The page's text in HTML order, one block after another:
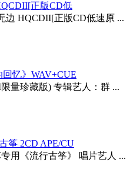
正版CD低
边 HQCDII[正版CD低速原 ...
忆》WAV+CUE
量珍藏版) 专辑艺人：群 ...
筝 2CD APE/CU
用《流行古筝》 唱片艺人 ...